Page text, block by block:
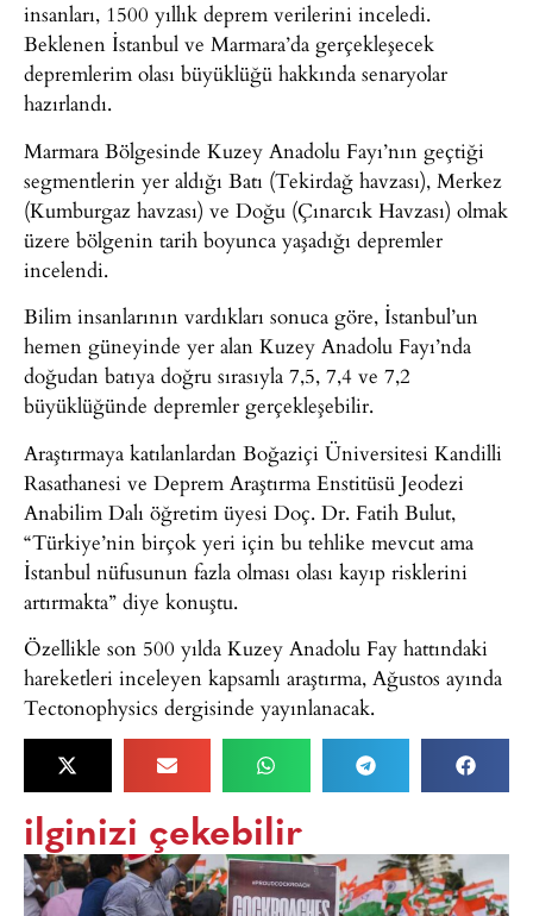
insanları, 1500 yıllık deprem verilerini inceledi.
Beklenen İstanbul ve Marmara’da gerçekleşecek
depremlerim olası büyüklüğü hakkında senaryolar
hazırlandı.
Marmara Bölgesinde Kuzey Anadolu Fayı’nın geçtiği
segmentlerin yer aldığı Batı (Tekirdağ havzası), Merkez
(Kumburgaz havzası) ve Doğu (Çınarcık Havzası) olmak
üzere bölgenin tarih boyunca yaşadığı depremler
incelendi.
Bilim insanlarının vardıkları sonuca göre, İstanbul’un
hemen güneyinde yer alan Kuzey Anadolu Fayı’nda
doğudan batıya doğru sırasıyla 7,5, 7,4 ve 7,2
büyüklüğünde depremler gerçekleşebilir.
Araştırmaya katılanlardan Boğaziçi Üniversitesi Kandilli
Rasathanesi ve Deprem Araştırma Enstitüsü Jeodezi
Anabilim Dalı öğretim üyesi Doç. Dr. Fatih Bulut,
“Türkiye’nin birçok yeri için bu tehlike mevcut ama
İstanbul nüfusunun fazla olması olası kayıp risklerini
artırmakta” diye konuştu.
Özellikle son 500 yılda Kuzey Anadolu Fay hattındaki
hareketleri inceleyen kapsamlı araştırma, Ağustos ayında
Tectonophysics dergisinde yayınlanacak.
ilginizi çekebilir